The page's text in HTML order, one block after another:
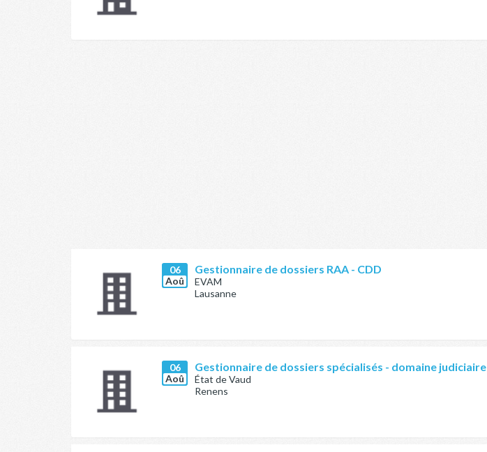
06
Aoû
Gestionnaire de dossiers RAA - CDD
EVAM
Lausanne
06
Aoû
Gestionnaire de dossiers spécialisés - domaine judiciaire
État de Vaud
Renens